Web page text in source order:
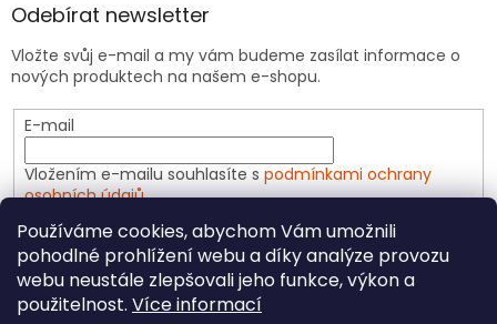
Používáme cookies, abychom Vám umožnili
pohodlné prohlížení webu a díky analýze provozu
webu neustále zlepšovali jeho funkce, výkon a
použitelnost. Více informací
Odebírat newsletter
Vložte svůj e-mail a my vám budeme zasílat informace o
nových produktech na našem e-shopu.
E-mail
Vložením e-mailu souhlasíte s podmínkami ochrany
osobních údajů
PŘIHLÁSIT SE